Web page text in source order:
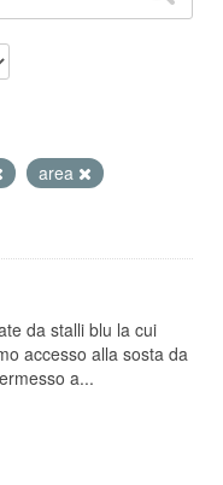
area
da stalli blu la cui
accesso alla sosta da
a...